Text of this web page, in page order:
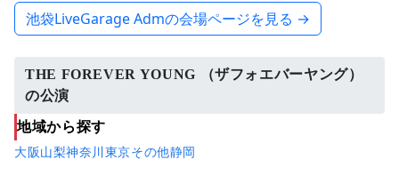
池袋LiveGarage Admの会場ページを見る →
THE FOREVER YOUNG （ザフォエバーヤング）
の公演
地域から探す
大阪山梨神奈川 東京その他静岡